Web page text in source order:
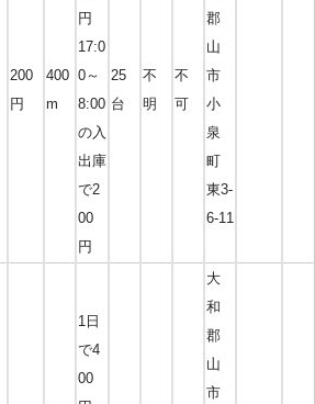
200
円
400
m
円
17:0
0～
8:00
の入
出庫
で2
00
円
25
台
不
明
不
可
郡
山
市
小
泉
町
東3-
6-11
1日
で4
00
大
和
郡
山
市